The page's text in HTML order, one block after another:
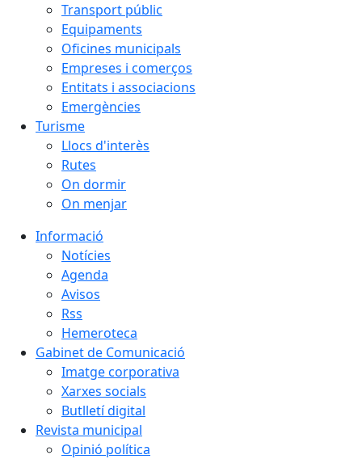
Transport públic
Equipaments
Oficines municipals
Empreses i comerços
Entitats i associacions
Emergències
Turisme
Llocs d'interès
Rutes
On dormir
On menjar
Informació
Notícies
Agenda
Avisos
Rss
Hemeroteca
Gabinet de Comunicació
Imatge corporativa
Xarxes socials
Butlletí digital
Revista municipal
Opinió política